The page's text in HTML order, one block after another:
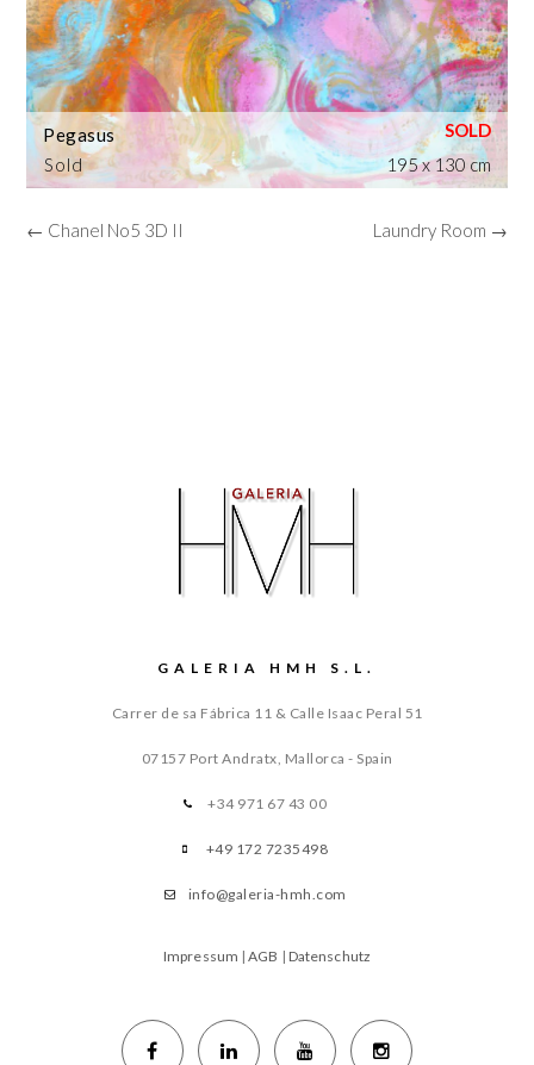
Sold
Pegasus
195 x 130 cm
← Chanel No5 3D II Laundry Room →
GALERIA HMH S.L.
Carrer de sa Fábrica 11 & Calle Isaac Peral 51
07157 Port Andratx, Mallorca - Spain
+34 971 67 43 00
+49 172 7235498
info@galeria-hmh.com
Impressum |AGB | Datenschutz